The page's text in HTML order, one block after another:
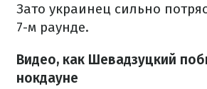
Зато украинец сильно
7-м раунде.
Видео, как Шевадзуцкий
нокдауне